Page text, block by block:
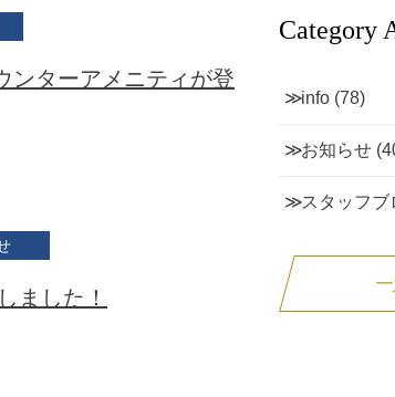
ンターアメニティが登
ました！
Category
info (78)
お知らせ
スタッフブ